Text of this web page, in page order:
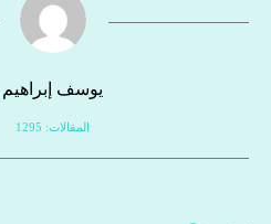
يوسف إبراهيم
المقالات: 1295